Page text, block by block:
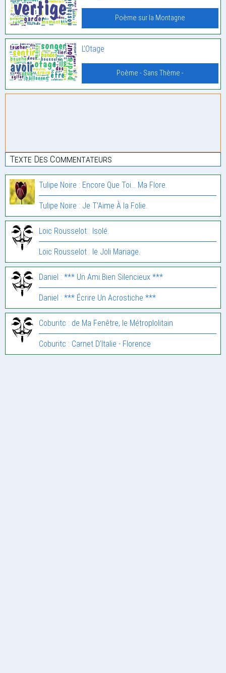
Poème sur la Montagne
L’Otage
Poème - Sans Thème -
Texte Des Commentateurs
Tulipe Noire : Encore Que Toi… Ma Flore.
Tulipe Noire : Je T’Aime À la Folie.
Loic Rousselot : Isolé.
Loic Rousselot : le Joli Mariage.
Daniel : *** Un Ami Bien Silencieux ***
Daniel : *** Écrire Un Acrostiche ***
Coburitc : de Ma Fenêtre, le Métroplolitain
Coburitc : Carnet D’Italie - Florence